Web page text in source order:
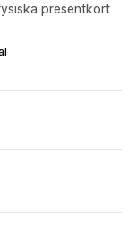
presentkort